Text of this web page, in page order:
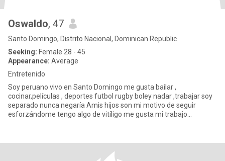
Oswaldo, 47
Santo Domingo, Distrito Nacional, Dominican Republic
Seeking: Female 28 - 45
Appearance: Average
Entretenido
Soy peruano vivo en Santo Domingo me gusta bailar ,
cocinar,películas , deportes futbol rugby boley nadar ,trabajar soy
separado nunca negaría Amis hijos son mi motivo de seguir
esforzándome tengo algo de vitíligo me gusta mi trabajo